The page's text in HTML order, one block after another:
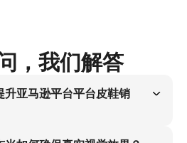
，我们解答
升亚马逊平台平台皮鞋销